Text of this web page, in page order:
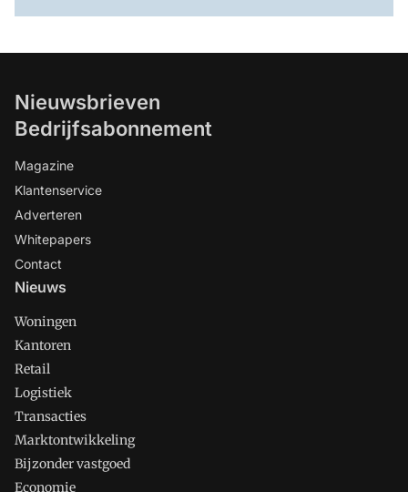
Nieuwsbrieven
Bedrijfsabonnement
Magazine
Klantenservice
Adverteren
Whitepapers
Contact
Nieuws
Woningen
Kantoren
Retail
Logistiek
Transacties
Marktontwikkeling
Bijzonder vastgoed
Economie